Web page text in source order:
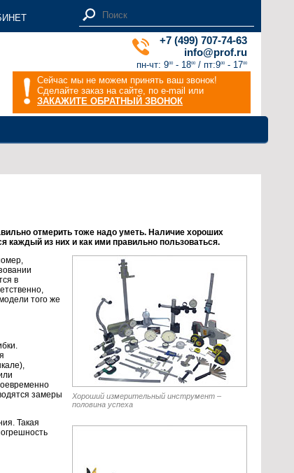
+7 (499) 707-74-63
info@prof.ru
пн-чт: 900 - 1800 / пт:900 - 1700
Сейчас мы не можем принять ваш звонок!
Сделайте заказ на сайте, по e-mail или
ЗАКАЖИТЕ ОБРАТНЫЙ ЗВОНОК
отмерить тоже надо уметь. Наличие хороших
каждый из них и как ими правильно пользоваться.
Хороший измерительный инструмент –
половина успеха
в
того же
замеры
Такая